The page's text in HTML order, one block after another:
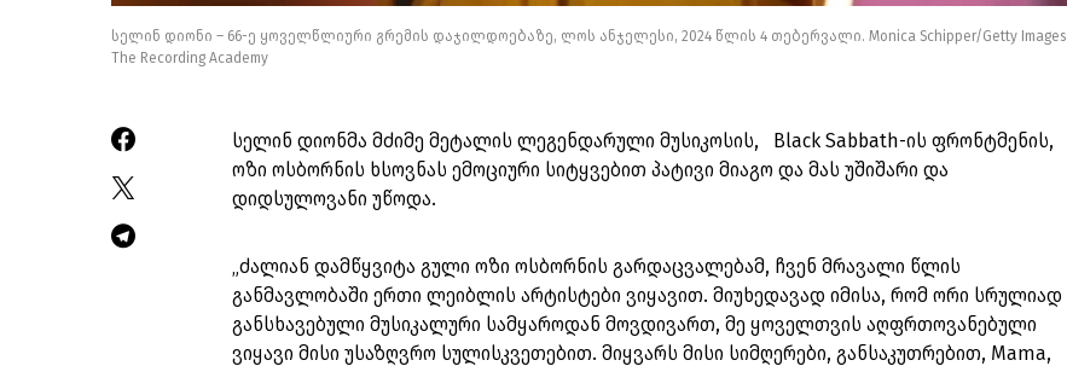
სელინ დიონი – 66-ე ყოველწლიური გრემის დაჯილდოებაზე, ლოს ანჯელესი, 2024 წლის 4 თებერვალი. Monica Schipper/Getty Images
The Recording Academy
სელინ დიონმა მძიმე მეტალის ლეგენდარული მუსიკოსის, Black Sabbath-ის ფრონტმენის,
ოზი ოსბორნის ხსოვნას ემოციური სიტყვებით პატივი მიაგო და მას უშიშარი და
დიდსულოვანი უწოდა.
„ძალიან დამწყვიტა გული ოზი ოსბორნის გარდაცვალებამ, ჩვენ მრავალი წლის
განმავლობაში ერთი ლეიბლის არტისტები ვიყავით. მიუხედავად იმისა, რომ ორი სრულიად
განსხავებული მუსიკალური სამყაროდან მოვდივართ, მე ყოველთვის აღფრთოვანებული
ვიყავი მისი უსაზღვრო სულისკვეთებით. მიყვარს მისი სიმღერები, განსაკუთრებით, Mama,